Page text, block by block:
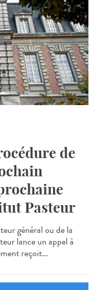
de
Pasteur
général ou de la
lance un appel à
reçoit...